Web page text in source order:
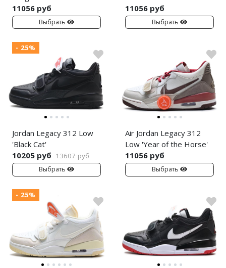
11056 руб
Выбрать
11056 руб
Выбрать
- 25%
Jordan Legacy 312 Low
'Black Cat'
10205 руб 13607 руб
Выбрать
Air Jordan Legacy 312
Low 'Year of the Horse'
11056 руб
Выбрать
- 25%
Nike Dunk
Nike Shox
Nike Blazer
Nike P-6000
Nike Initiator
Nike Pegasus
Nike Precision
Nike Hyperdunk
Nike Hyperset
Nike Cosmic Unity
Nike Air Deldon
Nike Sabrina
adidas Samba
adidas Gazelle
adidas Handball
adidas Adistar
adidas adiFOM
adidas Adizero
adidas Harden
adidas Dame
adidas AE
Adidas Yeezy Boost 350 V2